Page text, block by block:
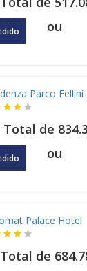
ou
Parco Fellini
Total de
ou
Palace Hotel
Total de